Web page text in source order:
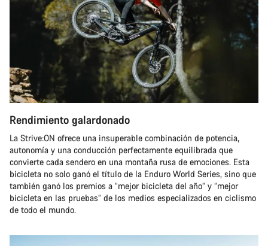
Rendimiento galardonado
La Strive:ON ofrece una insuperable combinación de potencia,
autonomía y una conducción perfectamente equilibrada que
convierte cada sendero en una montaña rusa de emociones. Esta
bicicleta no solo ganó el título de la Enduro World Series, sino que
también ganó los premios a “mejor bicicleta del año” y “mejor
bicicleta en las pruebas” de los medios especializados en ciclismo
de todo el mundo.